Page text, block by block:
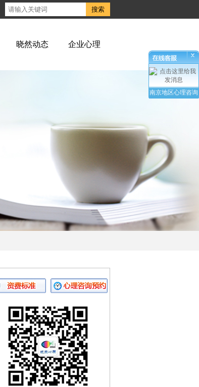
晓然动态 企业心理
南京地区心理咨询